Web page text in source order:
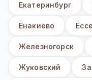
Екатеринбург
Енакиево
Железногорск
Жуковский